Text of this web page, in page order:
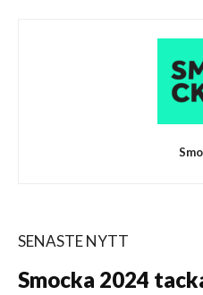
SENASTE NYTT
Smocka 2024